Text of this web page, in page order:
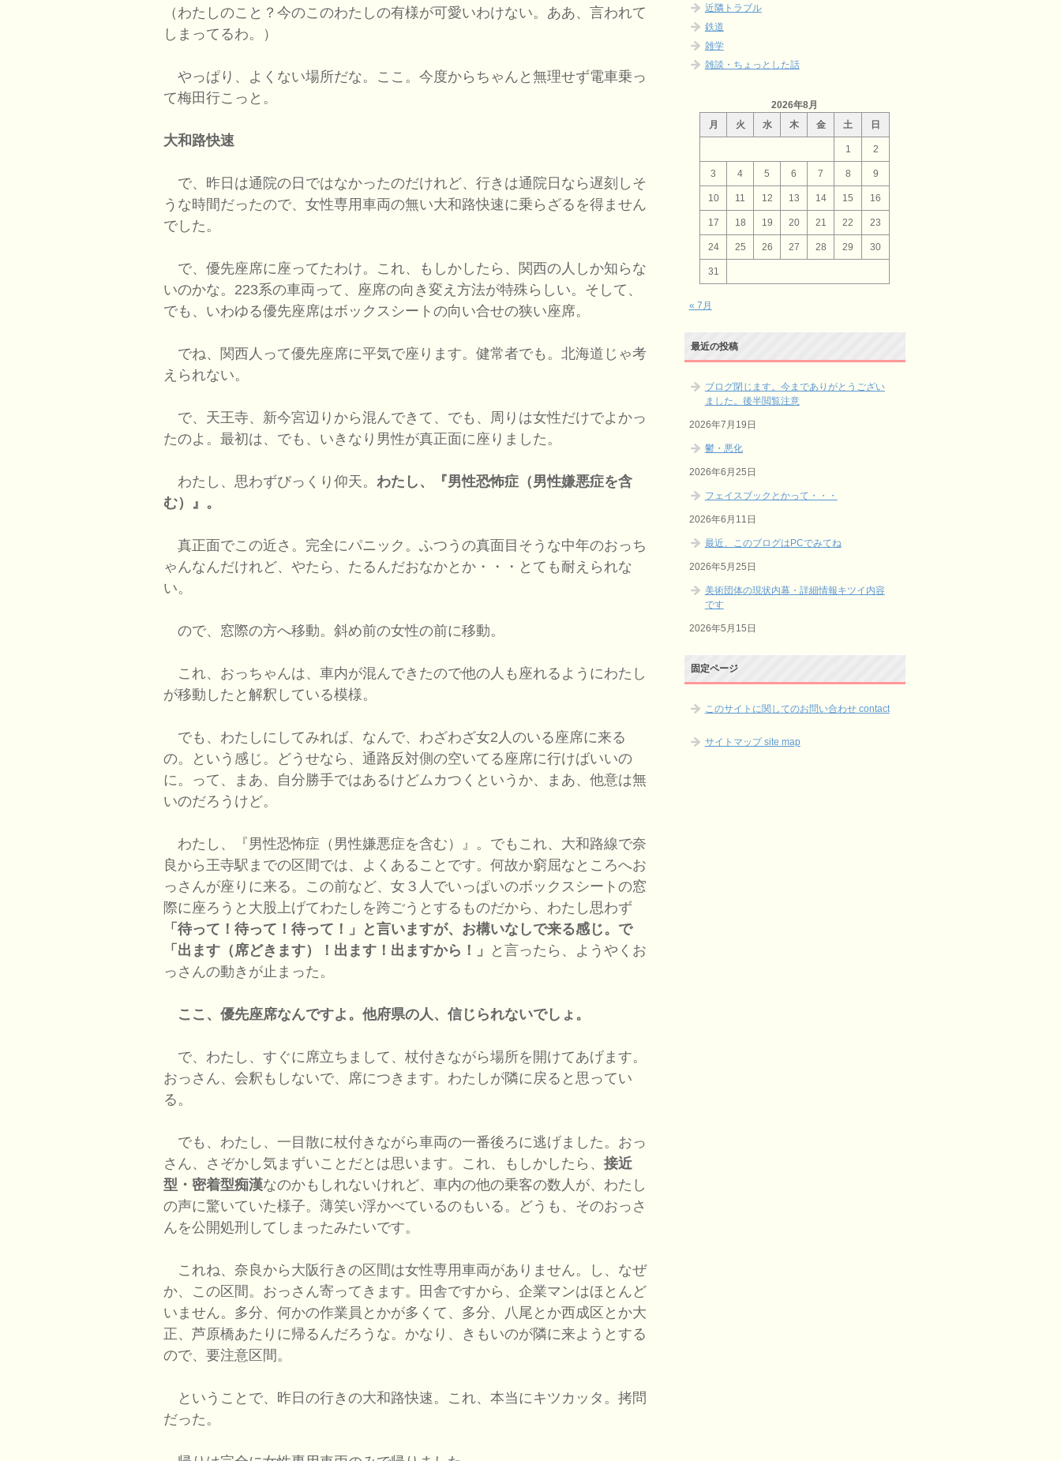
（わたしのこと？今のこのわたしの有様が可愛いわけない。ああ、言われて
しまってるわ。）
やっぱり、よくない場所だな。ここ。今度からちゃんと無理せず電車乗っ
て梅田行こっと。
大和路快速
で、昨日は通院の日ではなかったのだけれど、行きは通院日なら遅刻しそ
うな時間だったので、女性専用車両の無い大和路快速に乗らざるを得ません
でした。
で、優先座席に座ってたわけ。これ、もしかしたら、関西の人しか知らな
いのかな。223系の車両って、座席の向き変え方法が特殊らしい。そして、
でも、いわゆる優先座席はボックスシートの向い合せの狭い座席。
でね、関西人って優先座席に平気で座ります。健常者でも。北海道じゃ考
えられない。
で、天王寺、新今宮辺りから混んできて、でも、周りは女性だけでよかっ
たのよ。最初は、でも、いきなり男性が真正面に座りました。
わたし、思わずびっくり仰天。 わたし、『男性恐怖症（男性嫌悪症を含
む）』。
真正面でこの近さ。完全にパニック。ふつうの真面目そうな中年のおっち
ゃんなんだけれど、やたら、たるんだおなかとか・・・とても耐えられな
い。
ので、窓際の方へ移動。斜め前の女性の前に移動。
これ、おっちゃんは、車内が混んできたので他の人も座れるようにわたし
が移動したと解釈している模様。
でも、わたしにしてみれば、なんで、わざわざ女2人のいる座席に来る
の。という感じ。どうせなら、通路反対側の空いてる座席に行けばいいの
に。って、まあ、自分勝手ではあるけどムカつくというか、まあ、他意は無
いのだろうけど。
わたし、『男性恐怖症（男性嫌悪症を含む）』。でもこれ、大和路線で奈
良から王寺駅までの区間では、よくあることです。何故か窮屈なところへお
っさんが座りに来る。この前など、女３人でいっぱいのボックスシートの窓
際に座ろうと大股上げてわたしを跨ごうとするものだから、わたし思わず
「待って！待って！待って！」と言いますが、お構いなしで来る感じ。で
「出ます（席どきます）！出ます！出ますから！」
と言ったら、ようやくお
っさんの動きが止まった。
ここ、優先座席なんですよ。他府県の人、信じられないでしょ。
で、わたし、すぐに席立ちまして、杖付きながら場所を開けてあげます。
おっさん、会釈もしないで、席につきます。わたしが隣に戻ると思ってい
る。
でも、わたし、一目散に杖付きながら車両の一番後ろに逃げました。おっ
さん、さぞかし気まずいことだとは思います。これ、もしかしたら、 接近
型・密着型痴漢なのかもしれないけれど、車内の他の乗客の数人が、わたし
の声に驚いていた様子。薄笑い浮かべているのもいる。どうも、そのおっさ
んを公開処刑してしまったみたいです。
これね、奈良から大阪行きの区間は女性専用車両がありません。し、なぜ
か、この区間。おっさん寄ってきます。田舎ですから、企業マンはほとんど
いません。多分、何かの作業員とかが多くて、多分、八尾とか西成区とか大
正、芦原橋あたりに帰るんだろうな。かなり、きもいのが隣に来ようとする
ので、要注意区間。
ということで、昨日の行きの大和路快速。これ、本当にキツカッタ。拷問
だった。
近隣トラブル
鉄道
雑学
雑談・ちょっとした話
2026年8月
月
火 水 木 金 土 日
1 2
3 4 5 6 7 8 9
10 11 12 13 14 15 16
17 18 19 20 21 22 23
24 25 26 27 28 29 30
31
« 7月
最近の投稿
ブログ閉じます。今までありがとうござい
ました。後半閲覧注意
2026年7月19日
鬱・悪化
2026年6月25日
フェイスブックとかって・・・
2026年6月11日
最近、このブログはPCでみてね
2026年5月25日
美術団体の現状内幕・詳細情報キツイ内容
です
2026年5月15日
固定ページ
このサイトに関してのお問い合わせ contact
サイトマップ site map